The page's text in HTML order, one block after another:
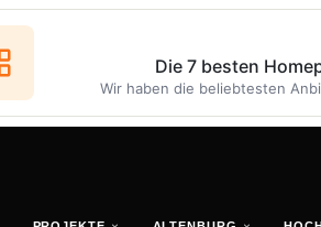
Die 7 besten
Wir haben die beliebtesten